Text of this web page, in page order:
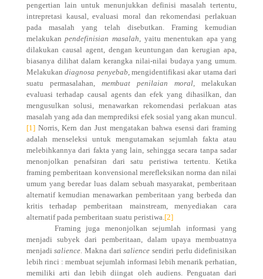
pengertian lain untuk menunjukkan definisi masalah tertentu,
intrepretasi kausal, evaluasi moral dan rekomendasi perlakuan
pada masalah yang telah disebutkan. Framing kemudian
melakukanpendefinisian masalah, yaitu menentukan apa yang
dilakukan causal agent, dengan keuntungan dan kerugian apa,
biasanya dilihat dalam kerangka nilai-nilai budaya yang umum.
Melakukandiagnosa penyebab, mengidentifikasi akar utama dari
suatu permasalahan, membuat penilaian moral, melakukan
evaluasi terhadap causal agents dan efek yang dihasilkan, dan
mengusulkan solusi, menawarkan rekomendasi perlakuan atas
masalah yang ada dan memprediksi efek sosial yang akan muncul.
[1]Norris, Kern dan Just mengatakan bahwa esensi dari framing
adalah menseleksi untuk mengutamakan sejumlah fakta atau
melebihkannya dari fakta yang lain, sehingga secara tanpa sadar
menonjolkan penafsiran dari satu peristiwa tertentu. Ketika
framing pemberitaan konvensional merefleksikan norma dan nilai
umum yang beredar luas dalam sebuah masyarakat, pemberitaan
alternatif kemudian menawarkan pemberitaan yang berbeda dan
kritis terhadap pemberitaan mainstream, menyediakan cara
alternatif pada pemberitaan suatu peristiwa.[2]
Framing juga menonjolkan sejumlah informasi yang
menjadi subyek dari pemberitaan, dalam upaya membuatnya
menjadisalience. Makna darisalience sendiri perlu didefinisikan
lebih rinci : membuat sejumlah informasi lebih menarik perhatian,
memiliki arti dan lebih diingat oleh audiens. Penguatan dari